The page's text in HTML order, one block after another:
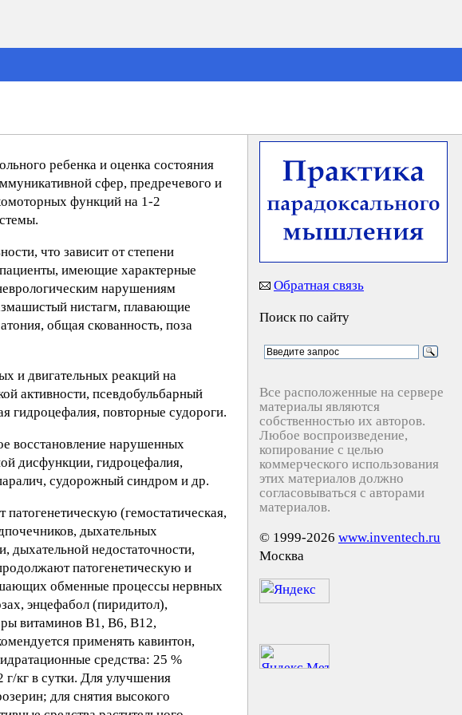
ребенка и оценка состояния
сфер, предречевого и
функций на 1-2
что зависит от степени
имеющие характерные
нарушениям
нистагм, плавающие
общая скованность, поза
и двигательных реакций на
активности, псевдобульбарный
повторные судороги.
восстановление нарушенных
дисфункции, гидроцефалия,
судорожный синдром и др.
(гемостатическая,
дыхательных
дыхательной недостаточности,
патогенетическую и
обменные процессы нервных
энцефабол (пиридитол),
витаминов В1, В6, В12,
применять кавинтон,
средства: 25 %
кг в сутки. Для улучшения
для снятия высокого
Обратная связь
Поиск по сайту
Все расположенные на сервере
материалы являются
собственностью их авторов.
Любое воспроизведение,
копирование с целью
коммерческого использования
этих материалов должно
согласовываться с авторами
материалов.
© 1999-2026 www.inventech.ru
Москва